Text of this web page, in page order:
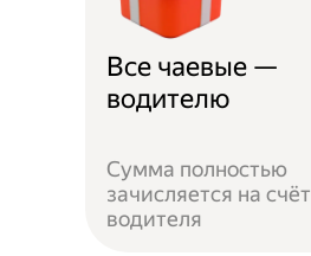
Все чаевые —
водителю
Сумма полностью
зачисляется на счёт
водителя